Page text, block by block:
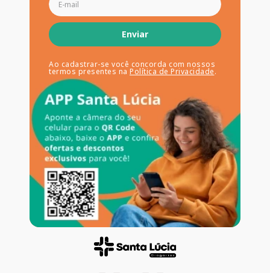
Enviar
Ao cadastrar-se você concorda com nossos
termos presentes na Política de Privacidade.